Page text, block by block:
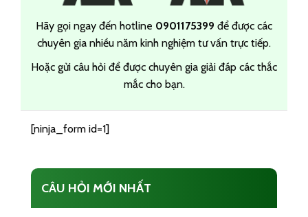
Hãy gọi ngay đến hotline 0901175399 để được các
chuyên gia nhiều năm kinh nghiệm tư vấn trực tiếp.
Hoặc gửi câu hỏi để được chuyên gia giải đáp các thắc
mắc cho bạn.
[ninja_form id=1]
CÂU HỎI MỚI NHẤT